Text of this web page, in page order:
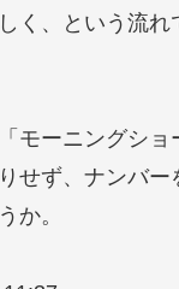
く、という流れ
モーニングショ
せず、ナンバー
か。